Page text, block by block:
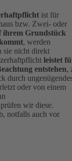
ist für
bzw. Zwei- oder
ihrem Grundstück
, werden
sie nicht direkt
leistet
entstehen,
durch
oder von einem
wir diese.
notfalls auch vor